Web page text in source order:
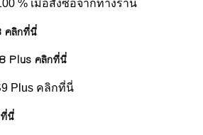
% เมื่อสั่งซื้อจากทางร้าน
คลิกที่นี่
Plus คลิกที่นี่
Plus คลิกที่นี่
นี่